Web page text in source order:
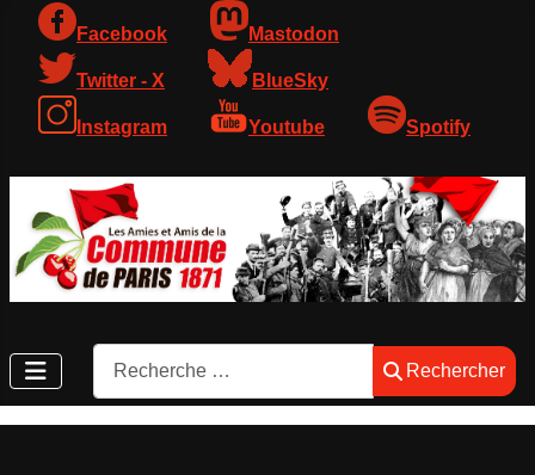
Facebook Mastodon
Twitter - X BlueSky
Instagram Youtube Spotify
Rechercher
Rechercher